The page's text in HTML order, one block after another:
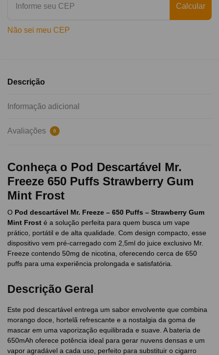
Calcular
Não sei meu CEP
Descrição
Informação adicional
Avaliações 0
Conheça o Pod Descartável Mr.
Freeze 650 Puffs Strawberry Gum
Mint Frost
O Pod descartável Mr. Freeze – 650 Puffs – Strawberry Gum
Mint Frost é a solução perfeita para quem busca um vape
prático, portátil e de alta qualidade. Com design compacto, esse
dispositivo vem pré-carregado com 2,5ml do juice exclusivo Mr.
Freeze contendo 50mg de nicotina, oferecendo cerca de 650
puffs para uma experiência prolongada e satisfatória.
Descrição Geral
Este pod descartável entrega um sabor envolvente que combina
morango doce, hortelã refrescante e a nostalgia da goma de
mascar em uma vaporização equilibrada e suave. A bateria de
650mAh oferece potência ideal para gerar nuvens densas e um
vapor agradável a cada uso, perfeito para substituir o cigarro